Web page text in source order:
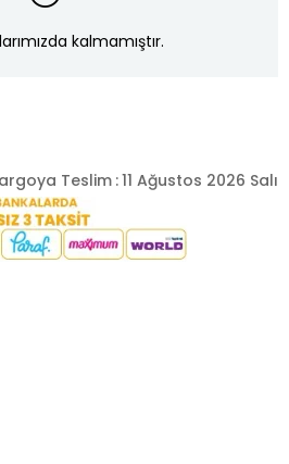
kalmamıştır.
Teslim:11 Ağustos 2026 Salı